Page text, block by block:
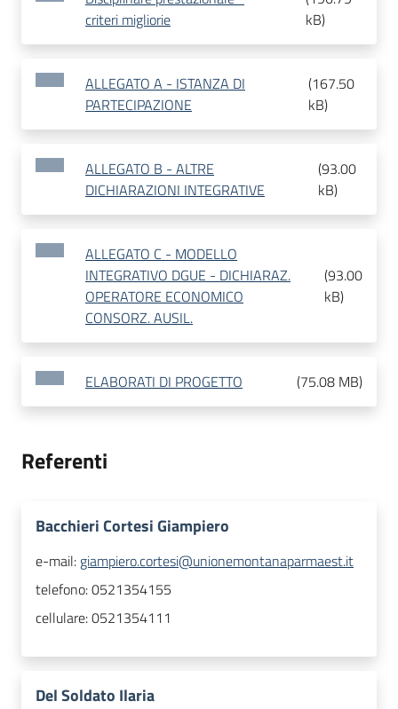
criteri migliorie
kB)
ALLEGATO A - ISTANZA DI
PARTECIPAZIONE
(167.50
kB)
ALLEGATO B - ALTRE
DICHIARAZIONI INTEGRATIVE
(93.00
kB)
ALLEGATO C - MODELLO
INTEGRATIVO DGUE - DICHIARAZ.
OPERATORE ECONOMICO
CONSORZ. AUSIL.
(93.00
kB)
ELABORATI DI PROGETTO (75.08 MB)
Referenti
Bacchieri Cortesi Giampiero
e-mail: giampiero.cortesi@unionemontanaparmaest.it
telefono:0521354155
cellulare:0521354111
Del Soldato Ilaria